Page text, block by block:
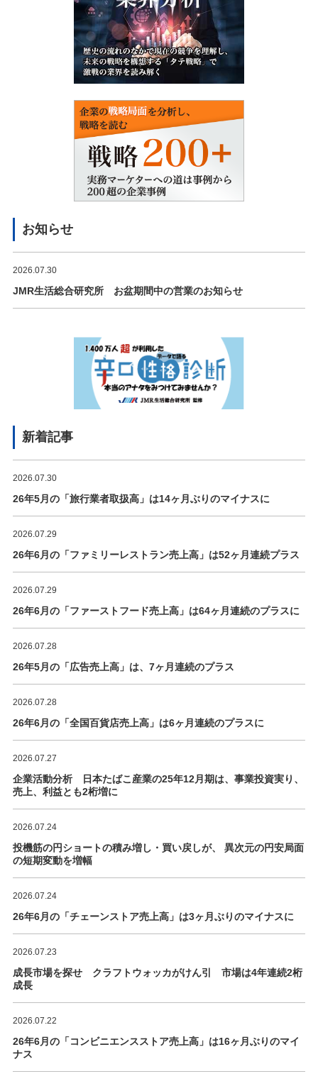
お知らせ
2026.07.30
JMR生活総合研究所 お盆期間中の営業のお知らせ
新着記事
2026.07.30
26年5月の「旅行業者取扱高」は14ヶ月ぶりのマイナスに
2026.07.29
26年6月の「ファミリーレストラン売上高」は52ヶ月連続プラス
2026.07.29
26年6月の「ファーストフード売上高」は64ヶ月連続のプラスに
2026.07.28
26年5月の「広告売上高」は、7ヶ月連続のプラス
2026.07.28
26年6月の「全国百貨店売上高」は6ヶ月連続のプラスに
2026.07.27
企業活動分析 日本たばこ産業の25年12月期は、事業投資実り、
売上、利益とも2桁増に
2026.07.24
投機筋の円ショートの積み増し・買い戻しが、 異次元の円安局面
の短期変動を増幅
2026.07.24
26年6月の「チェーンストア売上高」は3ヶ月ぶりのマイナスに
2026.07.23
成長市場を探せ クラフトウォッカがけん引 市場は4年連続2桁
成長
2026.07.22
26年6月の「コンビニエンスストア売上高」は16ヶ月ぶりのマイ
ナス